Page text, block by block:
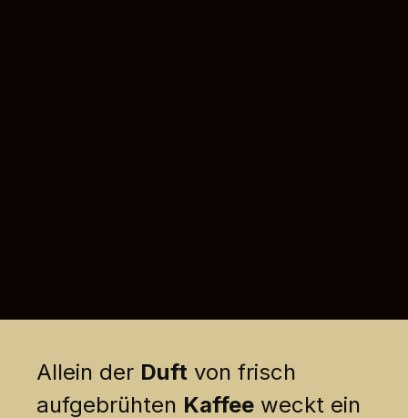
Allein der Duft von frisch
aufgebrühten Kaffee weckt ein